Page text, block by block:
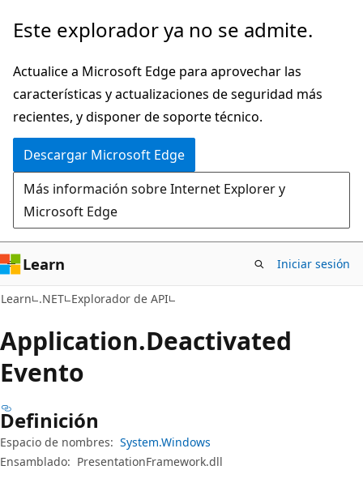
Ir
contenido
principal
Ir
la
navegación
en
la
página
Este explorador ya no se admite.
Actualice a Microsoft Edge para aprovechar las
características y actualizaciones de seguridad más
recientes, y disponer de soporte técnico.
Descargar Microsoft Edge
Más información sobre Internet Explorer y
Microsoft Edge
Learn Iniciar sesión
Learn .NET Explorador de API
Application.Deactivated
Evento
Definición
Espacio de nombres: System.Windows
Ensamblado: PresentationFramework.dll